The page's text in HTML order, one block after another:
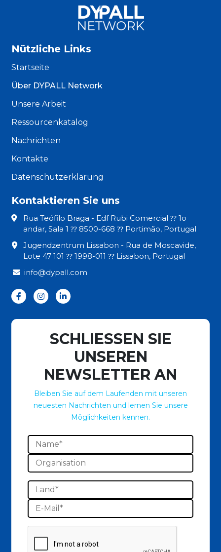
Nützliche Links
Startseite
Über DYPALL Network
Unsere Arbeit
Ressourcenkatalog
Nachrichten
Kontakte
Datenschutzerklärung
Kontaktieren Sie uns
Rua Teófilo Braga - Edf Rubi Comercial ⁇ 1o
andar, Sala 1 ⁇ 8500-668 ⁇ Portimão, Portugal
Jugendzentrum Lissabon - Rua de Moscavide,
Lote 47 101 ⁇ 1998-011 ⁇ Lissabon, Portugal
info@dypall.com
SCHLIESSEN SIE
UNSEREN
NEWSLETTER AN
Bleiben Sie auf dem Laufenden mit unseren
neuesten Nachrichten und lernen Sie unsere
Möglichkeiten kennen.